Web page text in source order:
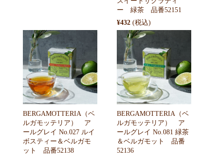
ー 緑茶 品番52151
¥432
BERGAMOTTERIA（ベ
ルガモッテリア） ア
ールグレイ No.027 ルイ
ボスティー＆ベルガモ
ット 品番52138
BERGAMOTTERIA（ベ
ルガモッテリア） ア
ールグレイ No.081 緑茶
＆ベルガモット 品番
52136